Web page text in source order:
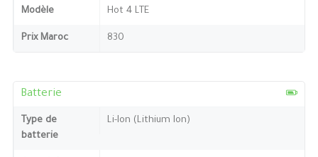
Modèle Hot 4 LTE
Prix Maroc 830
Batterie
Type de
batterie
Li-Ion (Lithium Ion)